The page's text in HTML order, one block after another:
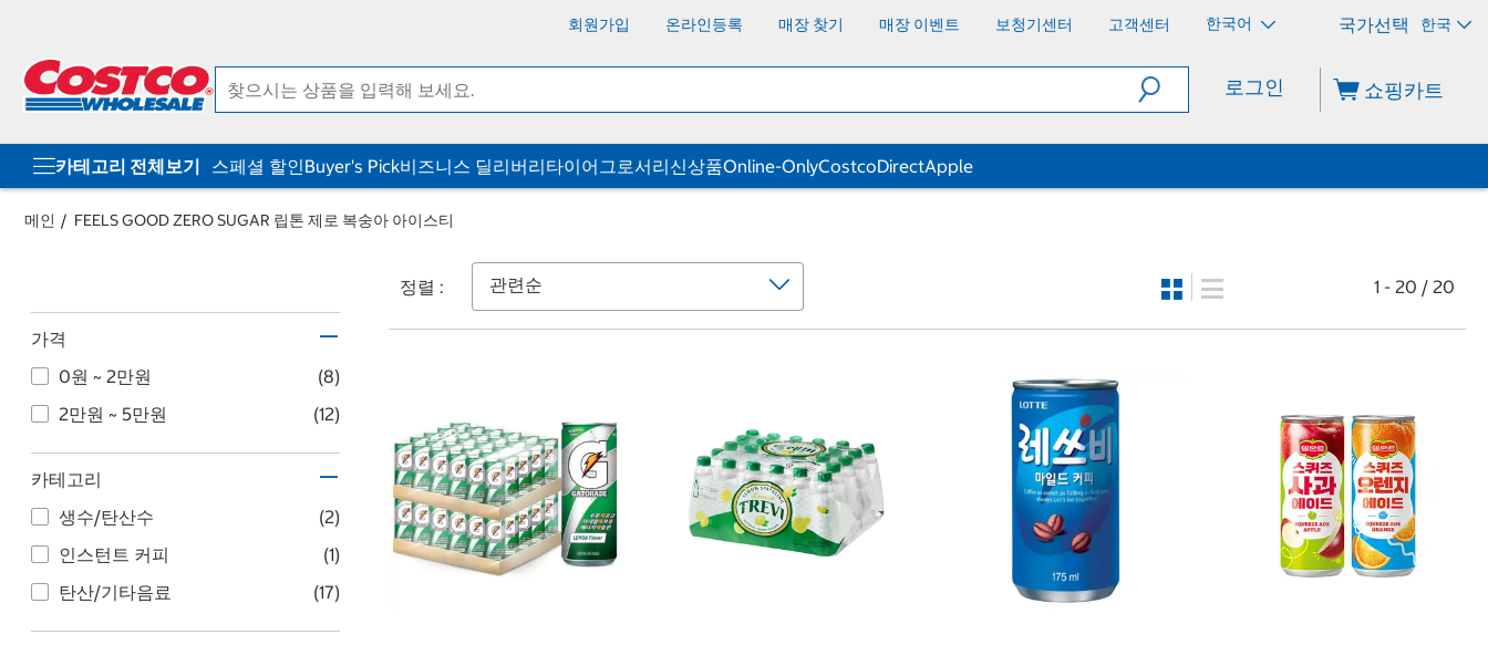
회원가입 온라인등록 매장 찾기 매장 이벤트 보청기센터 고객센터 한국어 한국
로그인 쇼핑카트
카테고리 전체보기 스페셜 할인Buyer's Pick비즈니스 딜리버리타이어그로서리신상품Online-OnlyCostcoDirectApple
메인 FEELS GOOD ZERO SUGAR 립톤 제로 복숭아 아이스티
가격
0원 ~ 2만원
(8)
2만원 ~ 5만원
(12)
카테고리
생수/탄산수
(2)
인스턴트 커피
(1)
탄산/기타음료
(17)
정렬 : 1 - 20 / 20